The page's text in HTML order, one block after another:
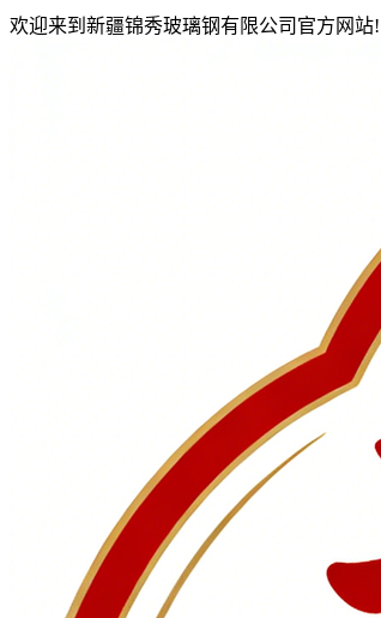
欢迎来到新疆锦秀玻璃钢有限公司官方网站!